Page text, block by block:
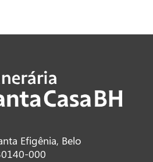
Efigênia, Belo
000